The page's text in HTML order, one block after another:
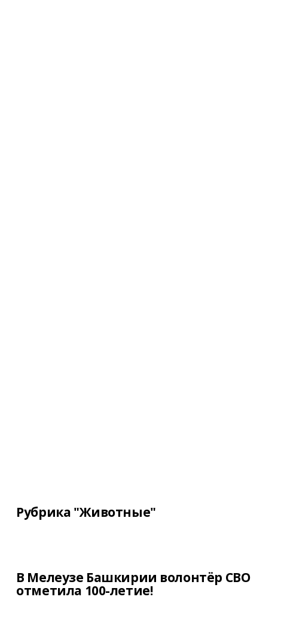
Рубрика "Животные"
В Мелеузе Башкирии волонтёр СВО
отметила 100-летие!